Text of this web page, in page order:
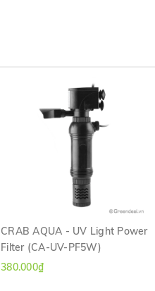
CRAB AQUA - UV Light Power
Filter (CA-UV-PF5W)
380.000₫